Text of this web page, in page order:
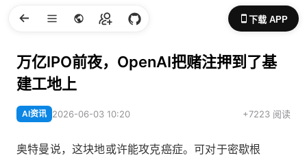
下载 APP
万亿IPO前夜，OpenAI把赌注押到了基
建工地上
AI资讯 2026-06-03 10:20 +7223 阅读
奥特曼说，这块地或许能攻克癌症。可对于密歇根